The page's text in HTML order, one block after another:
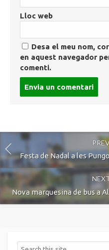
Lloc web
Desa el meu nom,
en aquest navegador
comenti.
Festa de Nadal a les
Nova marquesina de bus a
Search